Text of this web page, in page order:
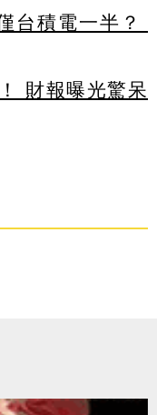
台積電一半？
財報曝光驚呆